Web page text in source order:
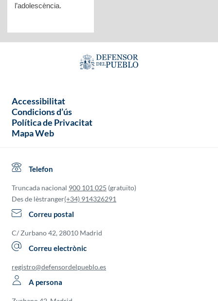
l’adolescència.
Accessibilitat
Condicions d’ús
Política de Privacitat
Mapa Web
Telefon
Truncada nacional 900 101 025 (gratuïto)
Des de lèstranger(+34) 914326291
Correu postal
C/ Zurbano 42, 28010 Madrid
Correu electrònic
registro@defensordelpueblo.es
A persona